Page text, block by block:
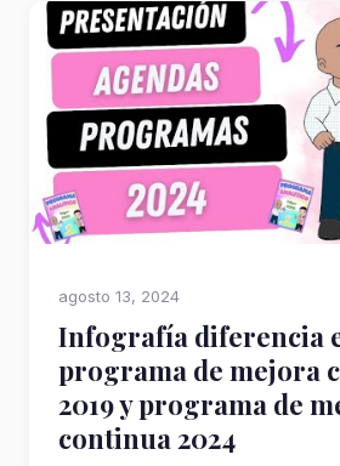
agosto 13, 2024
Infografía diferencia
programa de mejora
2019 y programa de
continua 2024